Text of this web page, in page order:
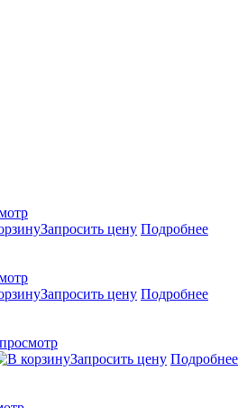
Запросить цену Подробнее
Запросить цену Подробнее
Запросить цену Подробнее